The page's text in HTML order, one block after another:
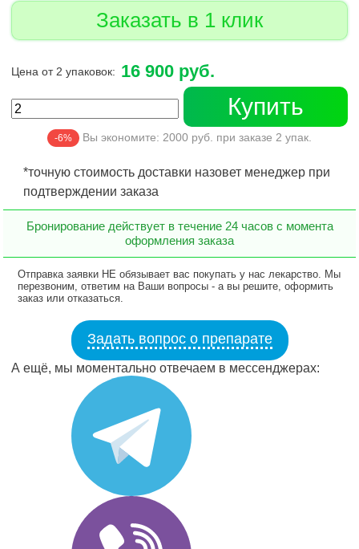
Заказать в 1 клик
Цена от 2 упаковок: 16 900 руб.
Купить
-6% Вы экономите: 2000 руб. при заказе 2 упак.
*точную стоимость доставки назовет менеджер при
подтверждении заказа
Бронирование действует в течение 24 часов с момента
оформления заказа
Отправка заявки НЕ обязывает вас покупать у нас лекарство. Мы
перезвоним, ответим на Ваши вопросы - а вы решите, оформить
заказ или отказаться.
Задать вопрос о препарате
А ещё, мы моментально отвечаем в мессенджерах: